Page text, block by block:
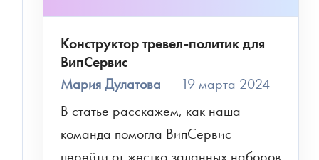
Конструктор тревел-политик для
ВипСервис
Мария Дулатова
19 марта 2024
В статье расскажем, как наша
команда помогла ВипСервис
перейти от жестко заданных наборов